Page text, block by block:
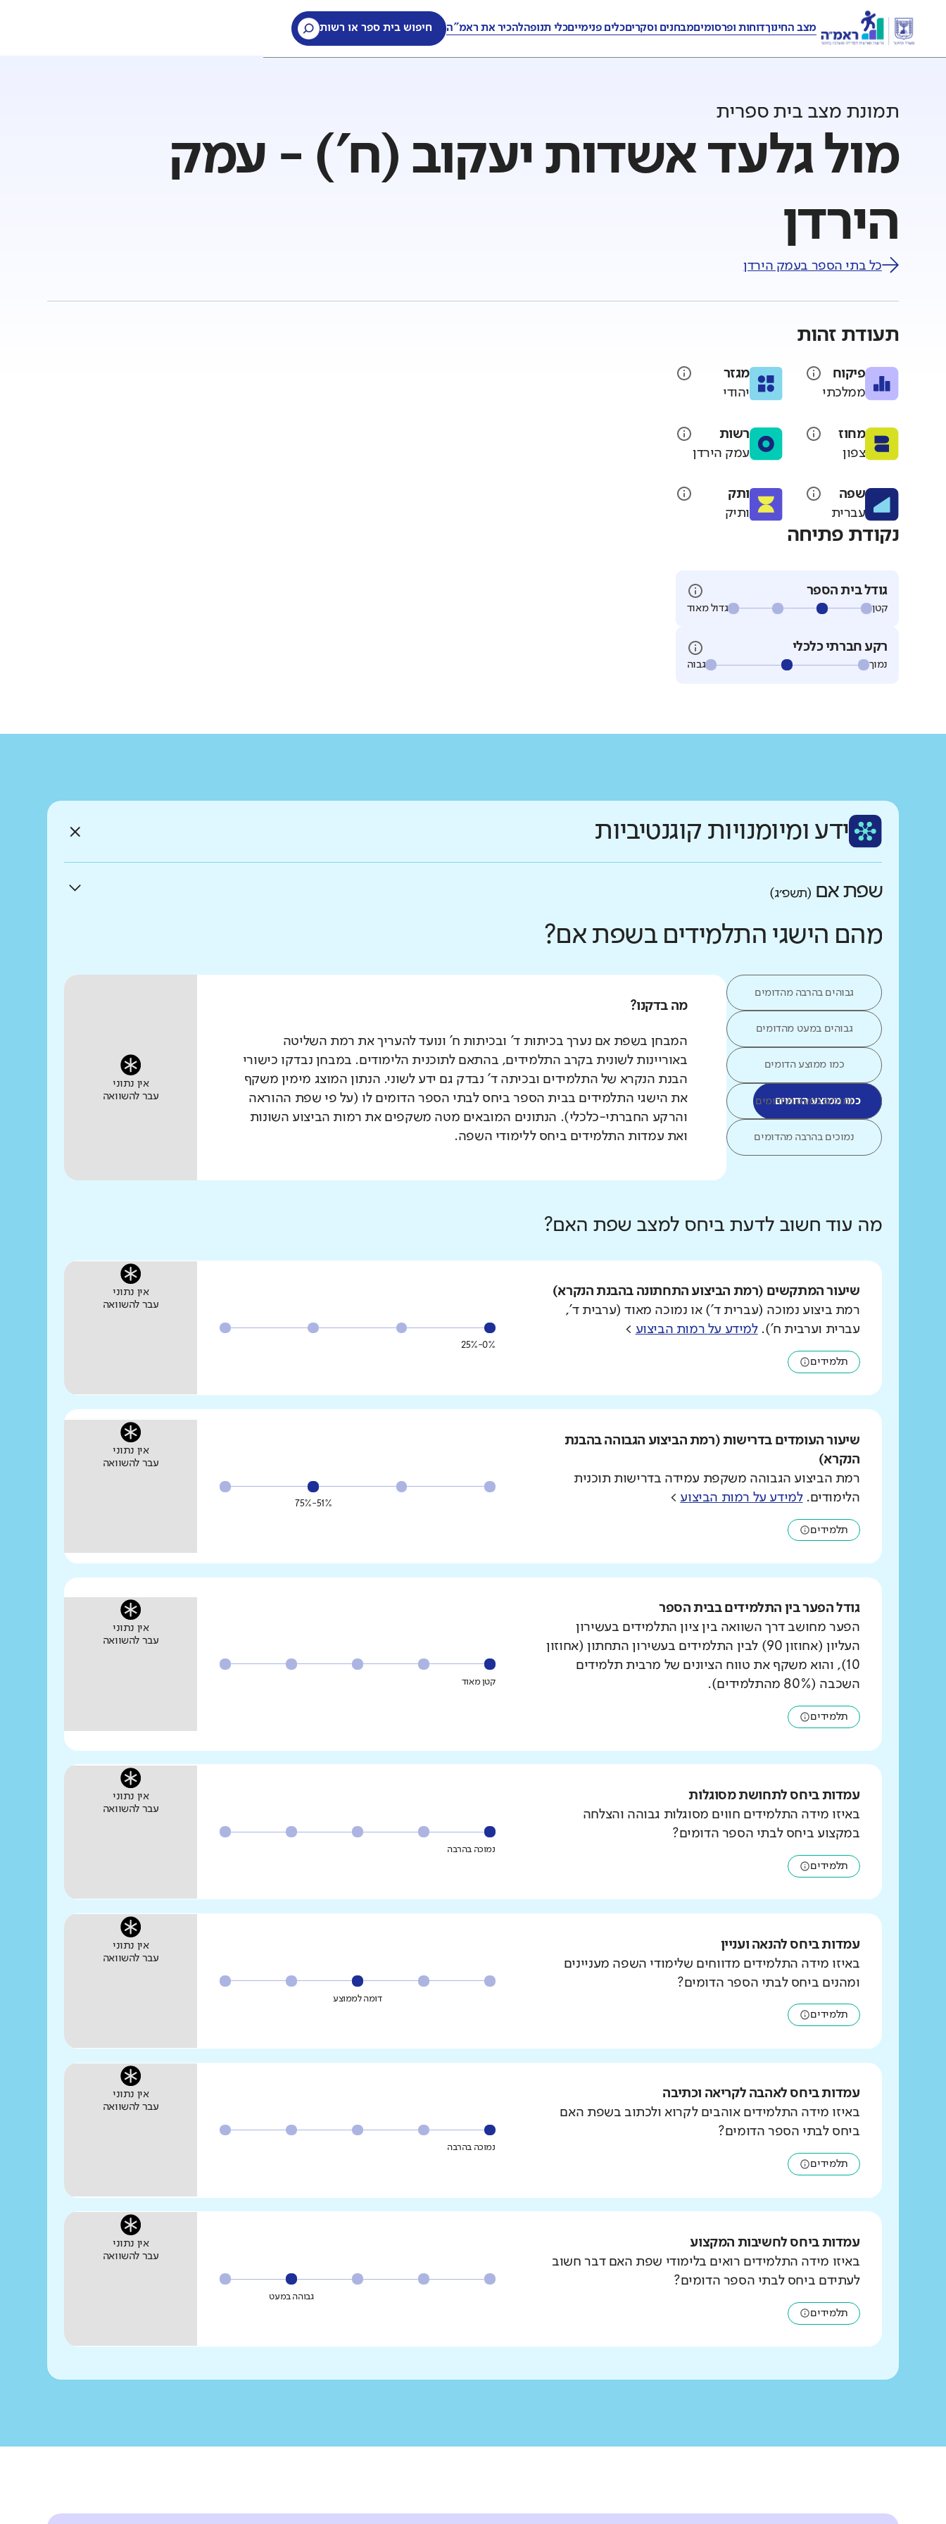
מצב החינוךדוחות ופרסומיםמבחנים וסקריםכלים פנימייםכלי תנופהלהכיר את ראמ"ה חיפוש בית ספר או רשות
תמונת מצב בית ספרית
מול גלעד אשדות יעקוב (ח') - עמק
הירדן
כל בתי הספר בעמק הירדן
תעודת זהות
פיקוח
ממלכתי
מגזר
יהודי
מחוז
צפון
רשות
עמק הירדן
שפה
עברית
ותק
ותיק
נקודת פתיחה
גודל בית הספר
גדול מאוד קטן
רקע חברתי כלכלי
גבוה נמוך
ידע ומיומנויות קוגנטיביות
שפת אם (תשפ״ג)
מהם הישגי התלמידים בשפת אם?
גבוהים בהרבה מהדומים
גבוהים במעט מהדומים
כמו ממוצע הדומים
כמו ממוצע הדומים
נמוכים במעט מהדומים
נמוכים בהרבה מהדומים
מה בדקנו?
המבחן בשפת אם נערך בכיתות ד' ובכיתות ח' ונועד להעריך את רמת השליטה
באוריינות לשונית בקרב התלמידים, בהתאם לתוכנית הלימודים. במבחן נבדקו כישורי
הבנת הנקרא של התלמידים ובכיתה ד' נבדק גם ידע לשוני. הנתון המוצג מימין משקף
את הישגי התלמידים בבית הספר ביחס לבתי הספר הדומים לו (על פי שפת ההוראה
והרקע החברתי-כלכלי). הנתונים המובאים מטה משקפים את רמות הביצוע השונות
ואת עמדות התלמידים ביחס ללימודי השפה.
אין נתוני
עבר להשוואה
מה עוד חשוב לדעת ביחס למצב שפת האם?
שיעור המתקשים (רמת הביצוע התחתונה בהבנת הנקרא)
רמת ביצוע נמוכה (עברית ד') או נמוכה מאוד (ערבית ד',
עברית וערבית ח').למידע על רמות הביצוע >
תלמידים
0%-25%
אין נתוני
עבר להשוואה
שיעור העומדים בדרישות (רמת הביצוע הגבוהה בהבנת
הנקרא)
רמת הביצוע הגבוהה משקפת עמידה בדרישות תוכנית
הלימודים.למידע על רמות הביצוע >
תלמידים
51%-75%
אין נתוני
עבר להשוואה
גודל הפער בין התלמידים בבית הספר
הפער מחושב דרך השוואה בין ציון התלמידים בעשירון
העליון (אחוזון 90) לבין התלמידים בעשירון התחתון (אחוזון
10), והוא משקף את טווח הציונים של מרבית תלמידים
השכבה (80% מהתלמידים).
תלמידים
קטן מאוד
אין נתוני
עבר להשוואה
עמדות ביחס לתחושת מסוגלות
באיזו מידה התלמידים חווים מסוגלות גבוהה והצלחה
במקצוע ביחס לבתי הספר הדומים?
תלמידים
נמוכה בהרבה
אין נתוני
עבר להשוואה
עמדות ביחס להנאה ועניין
באיזו מידה התלמידים מדווחים שלימודי השפה מעניינים
ומהנים ביחס לבתי הספר הדומים?
תלמידים
דומה לממוצע
אין נתוני
עבר להשוואה
עמדות ביחס לאהבה לקריאה וכתיבה
באיזו מידה התלמידים אוהבים לקרוא ולכתוב בשפת האם
ביחס לבתי הספר הדומים?
תלמידים
נמוכה בהרבה
אין נתוני
עבר להשוואה
עמדות ביחס לחשיבות המקצוע
באיזו מידה התלמידים רואים בלימודי שפת האם דבר חשוב
לעתידם ביחס לבתי הספר הדומים?
תלמידים
גבוהה במעט
אין נתוני
עבר להשוואה